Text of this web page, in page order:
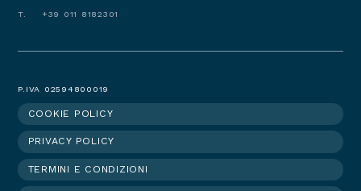
T. +39 011 8182301
P.IVA 02594800019
Footer
menu
COOKIE POLICY
PRIVACY POLICY
TERMINI E CONDIZIONI